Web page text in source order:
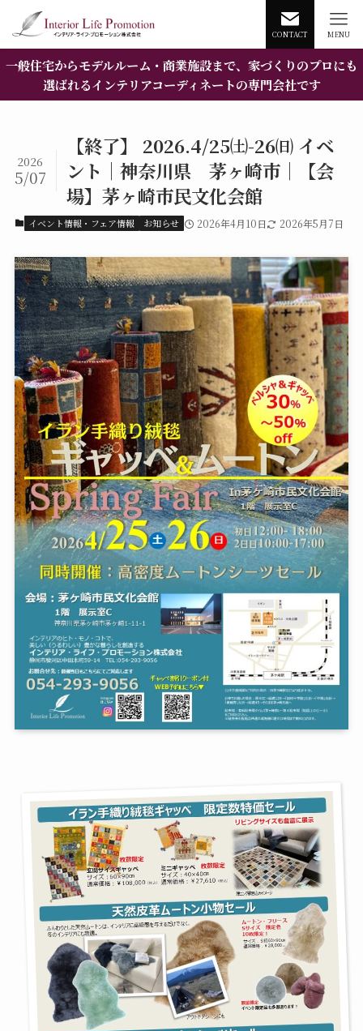
CONTACT MENU
一般住宅からモデルルーム・商業施設まで、家づくりのプロにも
選ばれるインテリアコーディネートの専門会社です
【終了】 2026.4/25㈯-26㈰ イベ
ント｜神奈川県 茅ヶ崎市｜【会
場】茅ヶ崎市民文化会館
2026
5/07
イベント情報・フェア情報 お知らせ 2026年4月10日 2026年5月7日